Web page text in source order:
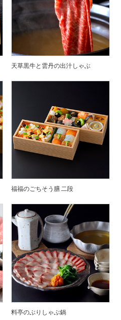
天草黒牛と雲丹の出汁しゃぶ
福福のごちそう膳 二段
料亭のぶりしゃぶ鍋